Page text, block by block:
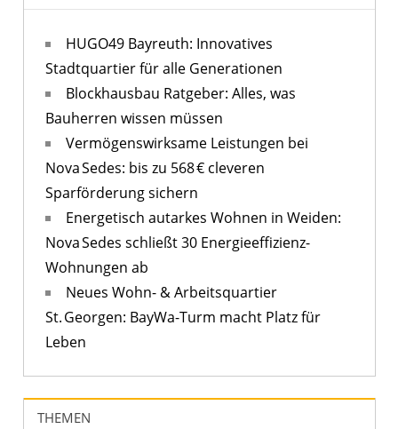
HUGO49 Bayreuth: Innovatives
Stadtquartier für alle Generationen
Blockhausbau Ratgeber: Alles, was
Bauherren wissen müssen
Vermögenswirksame Leistungen bei
Nova Sedes: bis zu 568 € cleveren
Sparförderung sichern
Energetisch autarkes Wohnen in Weiden:
Nova Sedes schließt 30 Energieeffizienz-
Wohnungen ab
Neues Wohn- & Arbeitsquartier
St. Georgen: BayWa-Turm macht Platz für
Leben
THEMEN